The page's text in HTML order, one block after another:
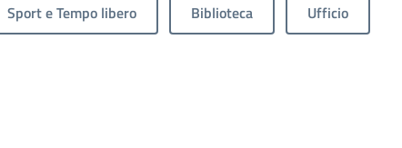
Sport e Tempo libero Biblioteca Ufficio